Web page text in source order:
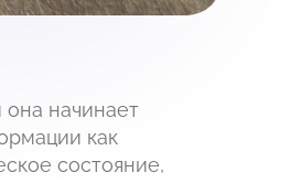
она начинает
как
состояние,